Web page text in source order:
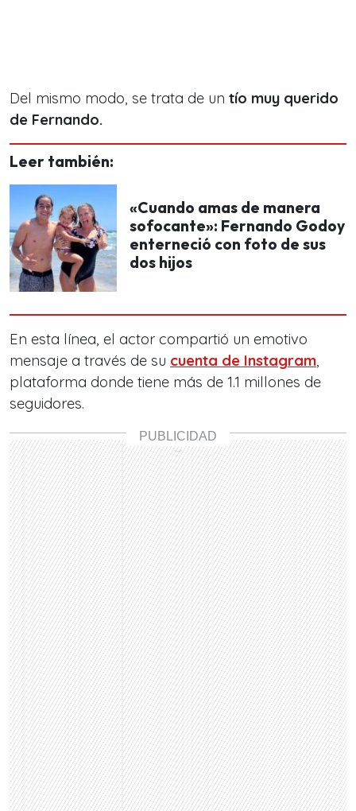
Del mismo modo, se trata de un tío muy querido
de Fernando.
Leer también:
«Cuando amas de manera
sofocante»: Fernando Godoy
enterneció con foto de sus
dos hijos
En esta línea, el actor compartió un emotivo
mensaje a través de su cuenta de Instagram,
plataforma donde tiene más de 1.1 millones de
seguidores.